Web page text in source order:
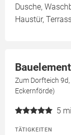
Dusche,
Haustür,
Zum Dorfteich
Eckernförde)
5
TÄTIGKEITEN